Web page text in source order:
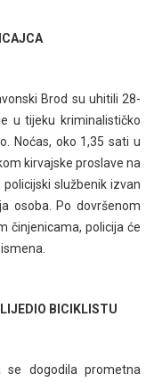
Brod su uhitili 28-
u tijeku kriminalističko
Noćas, oko 1,35 sati u
kirvajske proslave na
službenik izvan
osoba. Po dovršenom
činjenicama, policija će
BICIKLISTU
dogodila prometna